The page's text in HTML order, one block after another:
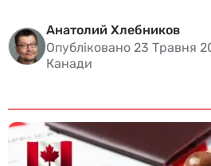
Анатолий Хлебников
Опубліковано 23 Травня
Канади